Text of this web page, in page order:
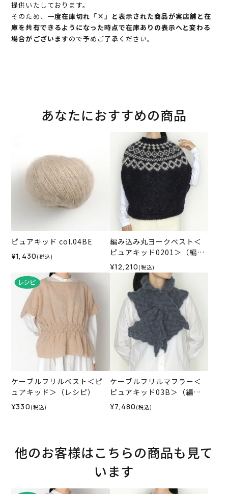
提供いたしております。
そのため、 一度在庫切れ「×」と表示された商品が実店舗と在
庫を共有できるようになった時点で在庫ありの表示へと変わる
場合がございますので予めご了承ください。
あなたにおすすめの商品
ピュアキッド col.04BE
¥1,430 (税込)
編み込み丸ヨークベスト＜
ピュアキッド0201＞（編み
物 材料セット）
¥12,210 (税込)
ケーブルフリルベスト＜ピ
ュアキッド＞（レシピ）
¥330 (税込)
ケーブルフリルマフラー＜
ピュアキッド03B＞（編み
物 材料セット）
¥7,480 (税込)
他のお客様はこちらの商品も見て
います